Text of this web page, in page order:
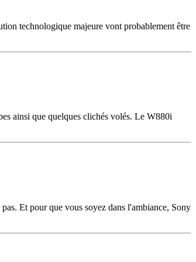
technologique majeure vont probablement être
ainsi que quelques clichés volés. Le W880i
Et pour que vous soyez dans l'ambiance, Sony